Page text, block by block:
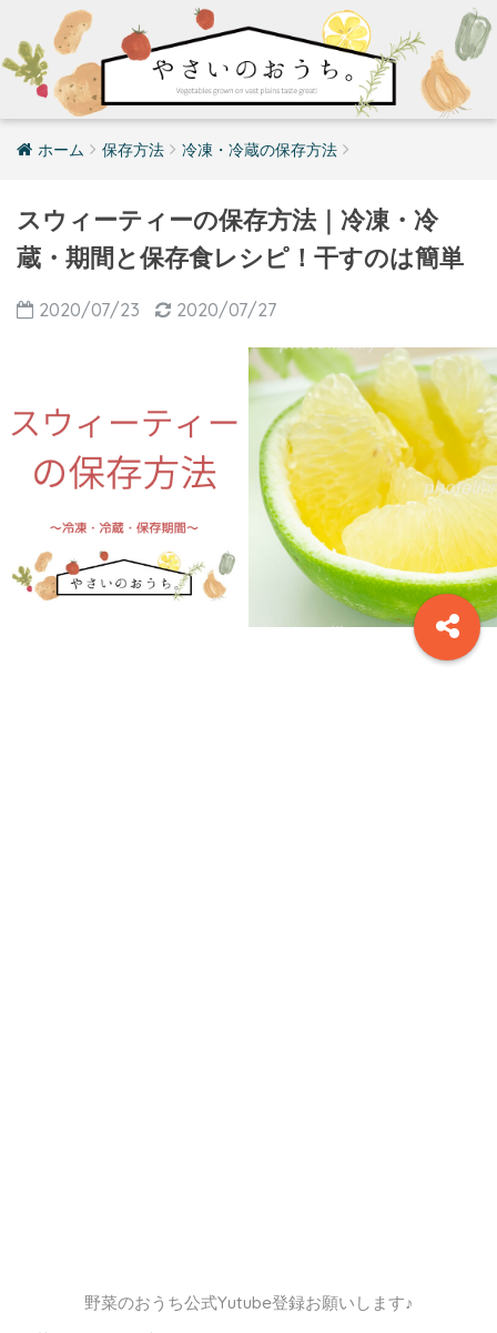
ホーム 保存方法 冷凍・冷蔵の保存方法
スウィーティーの保存方法｜冷凍・冷
蔵・期間と保存食レシピ！干すのは簡単
2020/07/23 2020/07/27
野菜のおうち公式Yutube登録お願いします♪